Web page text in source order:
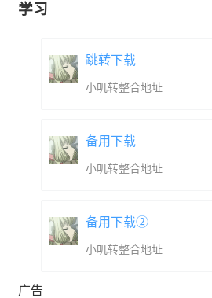
学习
跳转下载
小叽转整合地址
备用下载
小叽转整合地址
备用下载②
小叽转整合地址
广告